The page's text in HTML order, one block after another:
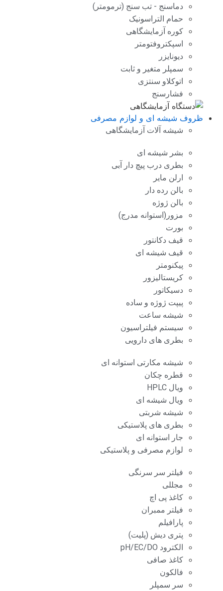
دماسنج - تب سنج (ترمومتر)
حمام التراسونیک
کوره آزمایشگاهی
اسپکتروفتومتر
دیونایزر
سمپلر متغیر و ثابت
اتوکلاو سنتزی
فشارسنج
ظروف شیشه ای و لوازم مصرفی
شیشه آلات آزمایشگاهی
بشر شیشه ای
بطری درب پیچ دار آبی
ارلن مایر
بالن رده دار
بالن ژوژه
مزور(استوانه مدرج)
بورت
قیف دکانتور
قیف شیشه ای
پیکنومتر
کریستالیزور
دسیکاتور
پیپت ژوژه و ساده
شیشه ساعت
سیستم فیلتراسیون
بطری های دارویی
شیشه مکارتی استوانه ای
قطره چکان
ویال HPLC
ویال شیشه ای
شیشه شربتی
بطری های پلاستیکی
جار استوانه ای
لوازم مصرفی و پلاستیکی
فیلتر سر سرنگی
مجللی
کاغذ پی اچ
فیلتر ممبران
پارافیلم
پتری دیش (پلیت)
الکترود pH/EC/DO
کاغذ صافی
فالکون
سر سمپلر